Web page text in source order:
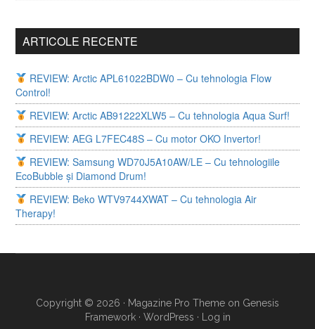
ARTICOLE RECENTE
REVIEW: Arctic APL61022BDW0 – Cu tehnologia Flow
Control!
REVIEW: Arctic AB91222XLW5 – Cu tehnologia Aqua Surf!
REVIEW: AEG L7FEC48S – Cu motor OKO Invertor!
REVIEW: Samsung WD70J5A10AW/LE – Cu tehnologiile
EcoBubble și Diamond Drum!
REVIEW: Beko WTV9744XWAT – Cu tehnologia Air
Therapy!
Copyright © 2026 · Magazine Pro Theme on Genesis
Framework· WordPress · Log in